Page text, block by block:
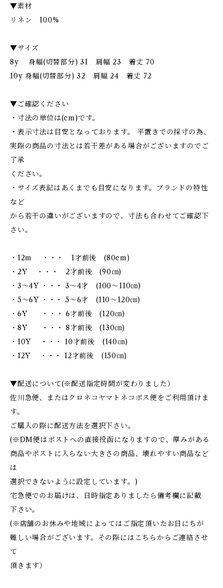
▼素材
リネン 100%
▼サイズ
8y 身幅(切替部分) 31 肩幅 23 着丈 70
10y 身幅(切替部分) 32 肩幅 24 着丈 72
▼ご確認ください
・寸法の単位は(cm)です。
・表示寸法は目安となっております。 平置きでの採寸の為、
実際の商品の寸法とは若干差がある場合がございますのでご
了承
ください。
・サイズ表記はあくまでも目安になります。ブランドの特性
など
から若干の違いがございますので、寸法も合わせてご確認下
さい。
・12m ・・・ 1才前後 (80cm)
・2Y ・・・ 2才前後 (90㎝)
・3～4Y ・・・ 3～4才 (100～110㎝)
・5～6Y ・・・ 5～6才 (110～120㎝)
・6Y ・・・ 6才前後 (120㎝)
・8Y ・・・ 8才前後 (130㎝)
・10Y ・・・ 10才前後 (140㎝)
・12Y ・・・ 12才前後 (150㎝)
▼配送について(※配送指定時間が変わりました）
佐川急便、またはクロネコヤマトネコポス便をご利用頂けま
す。
ご購入の際に配送方法を選択下さい。
(※DM便はポストへの直接投函になりますので、厚みがある
商品やポストに入らない大きさの商品、壊れやすい商品など
は
選択できないように設定しています。)
宅急便でのお届けは、日時指定ありましたら備考欄に記載
下さい。
(※店舗のお休みや地域によってはご指定頂いたお日にちが
難しい場合がございます。その際にはこちらからご連絡させ
て
頂きます）